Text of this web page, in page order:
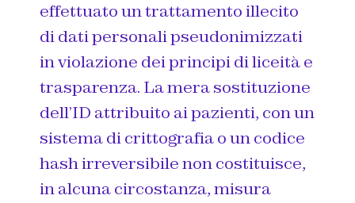
effettuato un trattamento illecito
di dati personali pseudonimizzati
in violazione dei principi di liceità e
trasparenza. La mera sostituzione
dell’ID attribuito ai pazienti, con un
sistema di crittografia o un codice
hash irreversibile non costituisce,
in alcuna circostanza, misura